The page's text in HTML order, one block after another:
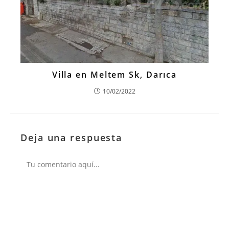
Villa en Meltem Sk, Darıca
10/02/2022
Deja una respuesta
Comentario